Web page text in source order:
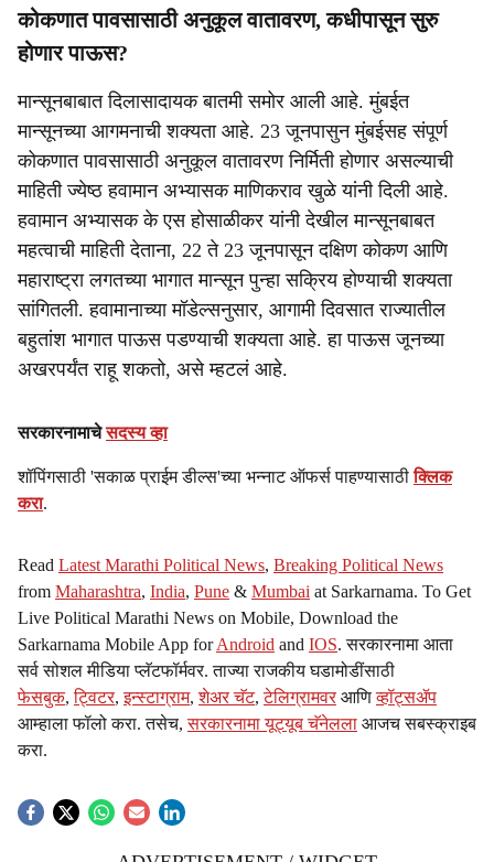
कोकणात पावसासाठी अनुकूल वातावरण, कधीपासून सुरु
होणार पाऊस?
मान्सूनबाबात दिलासादायक बातमी समोर आली आहे. मुंबईत
मान्सूनच्या आगमनाची शक्यता आहे. 23 जूनपासुन मुंबईसह संपूर्ण
कोकणात पावसासाठी अनुकूल वातावरण निर्मिती होणार असल्याची
माहिती ज्येष्ठ हवामान अभ्यासक माणिकराव खुळे यांनी दिली आहे.
हवामान अभ्यासक के एस होसाळीकर यांनी देखील मान्सूनबाबत
महत्वाची माहिती देताना, 22 ते 23 जूनपासून दक्षिण कोकण आणि
महाराष्ट्रा लगतच्या भागात मान्सून पुन्हा सक्रिय होण्याची शक्यता
सांगितली. हवामानाच्या मॉडेल्सनुसार, आगामी दिवसात राज्यातील
बहुतांश भागात पाऊस पडण्याची शक्यता आहे. हा पाऊस जूनच्या
अखरपर्यंत राहू शकतो, असे म्हटलं आहे.
सरकारनामाचेसदस्य व्हा
शॉपिंगसाठी 'सकाळ प्राईम डील्स'च्या भन्नाट ऑफर्स पाहण्यासाठीक्लिक
करा.
Read Latest Marathi Political News, Breaking Political News
from Maharashtra, India, Pune & Mumbai at Sarkarnama. To Get
Live Political Marathi News on Mobile, Download the
Sarkarnama Mobile App forAndroid and IOS. सरकारनामा आता
सर्व सोशल मीडिया प्लॅटफॉर्मवर. ताज्या राजकीय घडामोडींसाठी
फेसबुक,ट्विटर,इन्स्टाग्राम,शेअर चॅट,टेलिग्रामवर आणिव्हॉट्सॲप
आम्हाला फॉलो करा. तसेच,सरकारनामा यूट्यूब चॅनेलला आजच सबस्क्राइब
करा.